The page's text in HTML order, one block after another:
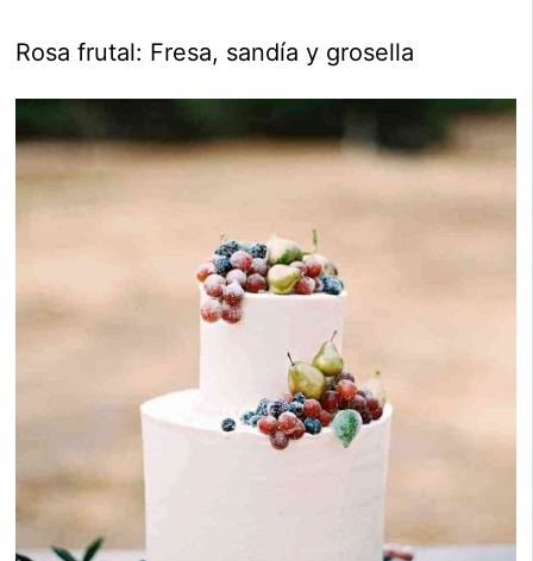
Rosa frutal: Fresa, sandía y grosella